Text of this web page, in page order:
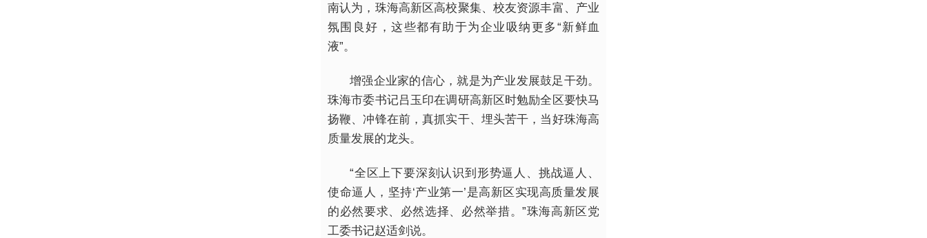
南认为，珠海高新区高校聚集、校友资源丰富、产业
氛围良好，这些都有助于为企业吸纳更多“新鲜血
液”。
增强企业家的信心，就是为产业发展鼓足干劲。
珠海市委书记吕玉印在调研高新区时勉励全区要快马
扬鞭、冲锋在前，真抓实干、埋头苦干，当好珠海高
质量发展的龙头。
“全区上下要深刻认识到形势逼人、挑战逼人、
使命逼人，坚持‘产业第一’是高新区实现高质量发展
的必然要求、必然选择、必然举措。”珠海高新区党
工委书记赵适剑说。